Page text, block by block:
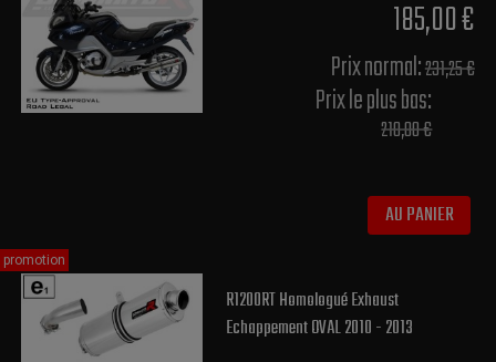
185,00 €
Prix normal​:231,25 €
Prix le plus bas:
210,00 €
AU PANIER
R1200RT Homologué Exhaust
Echappement OVAL 2010 - 2013
promotion